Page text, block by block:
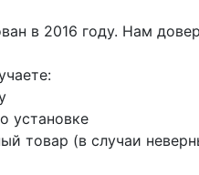
в 2016 году. Нам
установке
товар (в случаи